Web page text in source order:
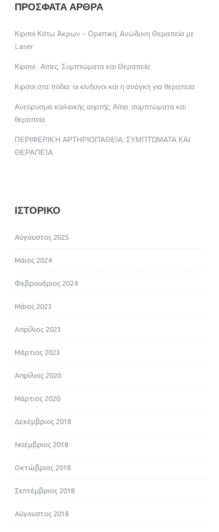
ΠΡΌΣΦΑΤΑ ΆΡΘΡΑ
Κιρσοί Κάτω Άκρων – Οριστική, Ανώδυνη Θεραπεία με
Laser
Κιρσοί : Αιτίες, Συμπτώματα και Θεραπεία
Κιρσοί στα πόδια: οι κίνδυνοι και η ανάγκη για θεραπεία
Ανεύρυσμα κοιλιακής αορτής: Αίτια, συμπτώματα και
θεραπεία
ΠΕΡΙΦΕΡΙΚΉ ΑΡΤΗΡΙΟΠΆΘΕΙΑ: ΣΥΜΠΤΏΜΑΤΑ ΚΑΙ
ΘΕΡΑΠΕΊΑ
ΙΣΤΟΡΙΚΌ
Αύγουστος 2025
Μάιος 2024
Φεβρουάριος 2024
Μάιος 2023
Απρίλιος 2023
Μάρτιος 2023
Απρίλιος 2020
Μάρτιος 2020
Δεκέμβριος 2018
Νοέμβριος 2018
Οκτώβριος 2018
Σεπτέμβριος 2018
Αύγουστος 2018